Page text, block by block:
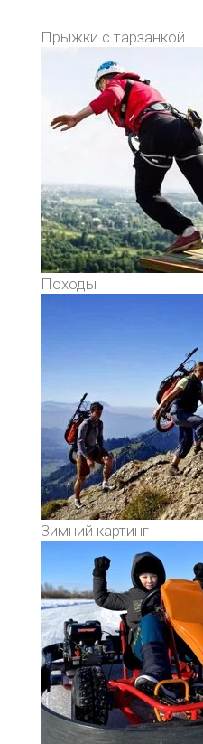
Прыжки с тарзанкой
Походы
Зимний картинг